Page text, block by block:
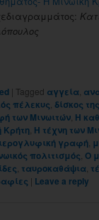
| Tagged αγγεία
πέλεκυς ,δίσκος
των Μινωιτών Η
Κρήτη Η τέχνη των
ιερογλυφική γραφή
πολιτισμός ,Ο
ταυροκαθάψια
| Leave a reply